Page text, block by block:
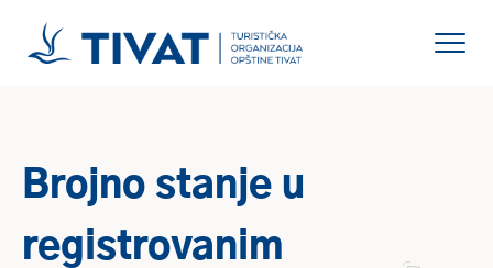
Brojno stanje u
registrovanim